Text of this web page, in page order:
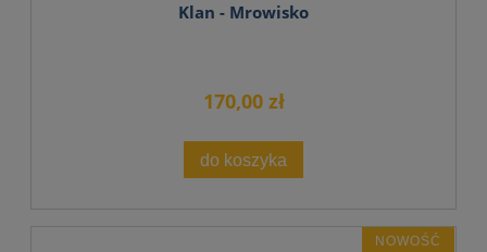
Klan - Mrowisko
170,00 zł
do koszyka
NOWOŚĆ